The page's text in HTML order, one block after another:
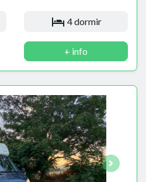
4 dormir
+ info